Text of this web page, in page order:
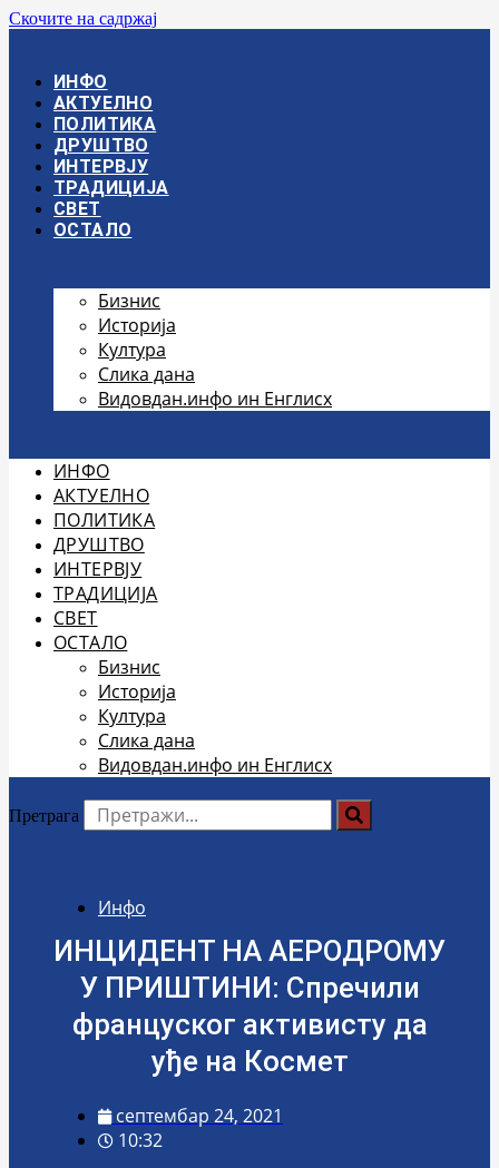
Скочите на садржај
ИНФО
АКТУЕЛНО
ПОЛИТИКА
ДРУШТВО
ИНТЕРВЈУ
ТРАДИЦИЈА
СВЕТ
ОСТАЛО
Бизнис
Историја
Култура
Слика дана
Видовдан.инфо ин Енглисх
ИНФО
АКТУЕЛНО
ПОЛИТИКА
ДРУШТВО
ИНТЕРВЈУ
ТРАДИЦИЈА
СВЕТ
ОСТАЛО
Бизнис
Историја
Култура
Слика дана
Видовдан.инфо ин Енглисх
Претрага
Инфо
ИНЦИДЕНТ НА АЕРОДРОМУ
У ПРИШТИНИ: Спречили
француског активисту да
уђе на Космет
септембар 24, 2021
10:32